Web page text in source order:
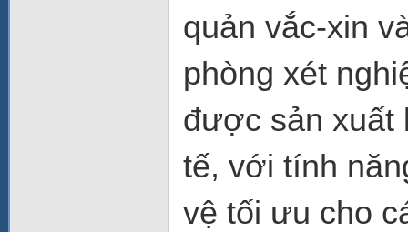
quản vắc-xin
phòng xét
được sản
tế, với tính
vệ tối ưu cho